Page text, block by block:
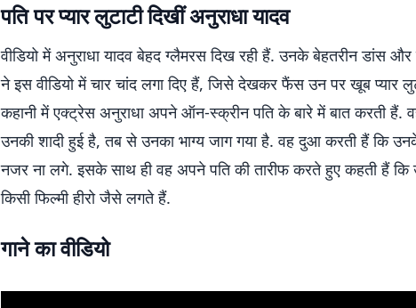
पति पर प्यार लुटाटी दिखीं अनुराधा यादव
वीडियो में अनुराधा यादव बेहद ग्लैमरस दिख रही हैं. उनके बेहतरीन डांस
ने इस वीडियो में चार चांद लगा दिए हैं, जिसे देखकर फैंस उन पर खूब प्यार
कहानी में एक्ट्रेस अनुराधा अपने ऑन-स्क्रीन पति के बारे में बात करती हैं.
उनकी शादी हुई है, तब से उनका भाग्य जाग गया है. वह दुआ करती हैं कि
नजर ना लगे. इसके साथ ही वह अपने पति की तारीफ करते हुए कहती हैं
किसी फिल्मी हीरो जैसे लगते हैं.
गाने का वीडियो